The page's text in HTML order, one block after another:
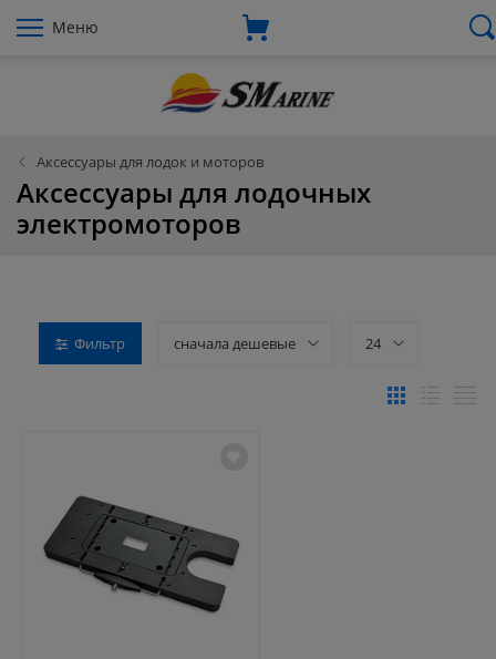
Меню
Аксессуары для лодок и моторов
Аксессуары для лодочных
электромоторов
Фильтр сначала дешевые 24